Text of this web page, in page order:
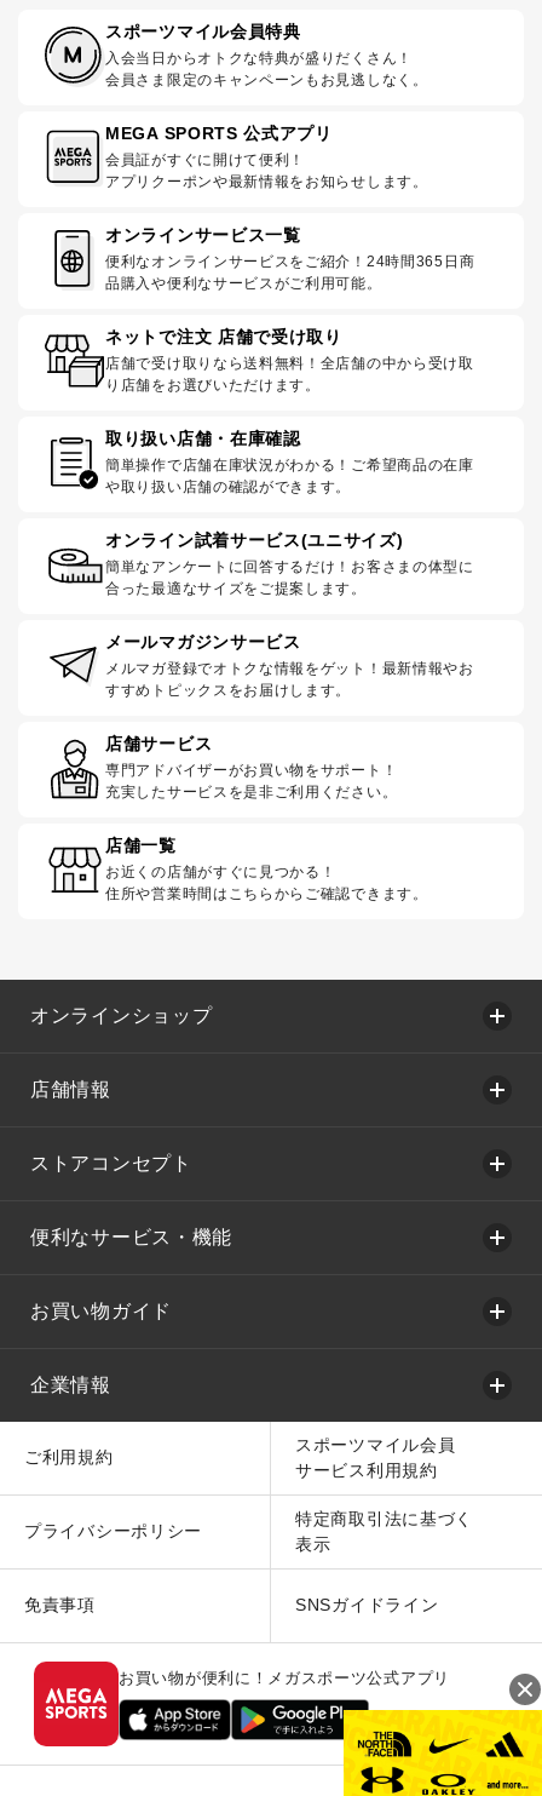
スポーツマイル会員特典
入会当日からオトクな特典が盛りだくさん！
会員さま限定のキャンペーンもお見逃しなく。
MEGA SPORTS 公式アプリ
会員証がすぐに開けて便利！
アプリクーポンや最新情報をお知らせします。
オンラインサービス一覧
便利なオンラインサービスをご紹介！24時間365日商
品購入や便利なサービスがご利用可能。
ネットで注文 店舗で受け取り
店舗で受け取りなら送料無料！全店舗の中から受け取
り店舗をお選びいただけます。
取り扱い店舗・在庫確認
簡単操作で店舗在庫状況がわかる！ご希望商品の在庫
や取り扱い店舗の確認ができます。
オンライン試着サービス(ユニサイズ)
簡単なアンケートに回答するだけ！お客さまの体型に
合った最適なサイズをご提案します。
メールマガジンサービス
メルマガ登録でオトクな情報をゲット！最新情報やお
すすめトピックスをお届けします。
店舗サービス
専門アドバイザーがお買い物をサポート！
充実したサービスを是非ご利用ください。
店舗一覧
お近くの店舗がすぐに見つかる！
住所や営業時間はこちらからご確認できます。
オンラインショップ
店舗情報
ストアコンセプト
便利なサービス・機能
お買い物ガイド
企業情報
ご利用規約
スポーツマイル会員
サービス利用規約
プライバシーポリシー
特定商取引法に基づく
表示
免責事項 SNSガイドライン
お買い物が便利に！メガスポーツ公式アプリ